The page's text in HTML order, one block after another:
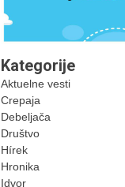
Kategorije
Aktuelne vesti
Crepaja
Debeljača
Društvo
Hírek
Hronika
Idvor